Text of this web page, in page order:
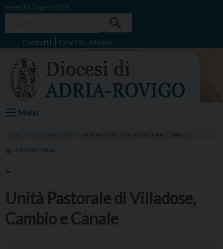
Skip
venerdì 07 agosto 2026
Contatti Orari Ss. Messe
Menu
HOME ENTI E PARROCCHIE UNITÀ PASTORALE DI VILLADOSE, CAMBIO E CANALE
UNITÀ PASTORALE
Unità Pastorale di Villadose,
Cambio e Canale